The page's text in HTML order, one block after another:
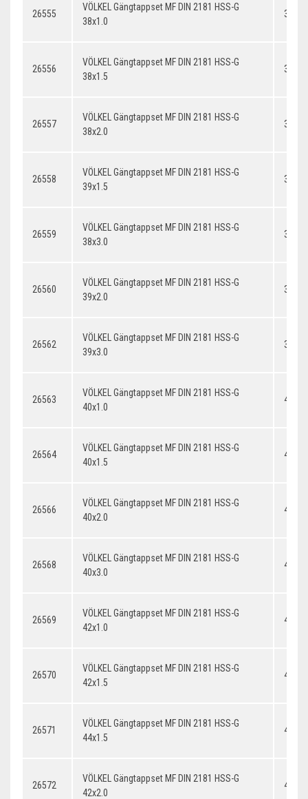
26555
VÖLKEL Gängtappset MF DIN 2181 HSS-G
38x1.0
26556
VÖLKEL Gängtappset MF DIN 2181 HSS-G
38x1.5
26557
VÖLKEL Gängtappset MF DIN 2181 HSS-G
38x2.0
26558
VÖLKEL Gängtappset MF DIN 2181 HSS-G
39x1.5
26559
VÖLKEL Gängtappset MF DIN 2181 HSS-G
38x3.0
26560
VÖLKEL Gängtappset MF DIN 2181 HSS-G
39x2.0
26562
VÖLKEL Gängtappset MF DIN 2181 HSS-G
39x3.0
26563
VÖLKEL Gängtappset MF DIN 2181 HSS-G
40x1.0
26564
VÖLKEL Gängtappset MF DIN 2181 HSS-G
40x1.5
26566
VÖLKEL Gängtappset MF DIN 2181 HSS-G
40x2.0
26568
VÖLKEL Gängtappset MF DIN 2181 HSS-G
40x3.0
26569
VÖLKEL Gängtappset MF DIN 2181 HSS-G
42x1.0
26570
VÖLKEL Gängtappset MF DIN 2181 HSS-G
42x1.5
26571
VÖLKEL Gängtappset MF DIN 2181 HSS-G
44x1.5
26572
VÖLKEL Gängtappset MF DIN 2181 HSS-G
42x2.0